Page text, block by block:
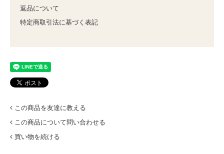
返品について
特定商取引法に基づく表記
この商品を友達に教える
この商品について問い合わせる
買い物を続ける